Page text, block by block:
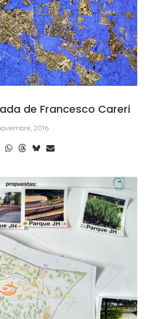
de Francesco Careri
2016